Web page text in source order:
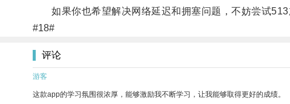
如果你也希望解决网络延迟和拥塞问题，不妨尝试513
#18#
评论
游客
这款app的学习氛围很浓厚，能够激励我不断学习，让我能够取得更好的成绩。